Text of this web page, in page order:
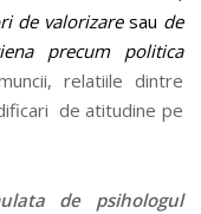
de valorizaresau de
precum politica
relatiile dintre
de atitudine pe
de psihologul